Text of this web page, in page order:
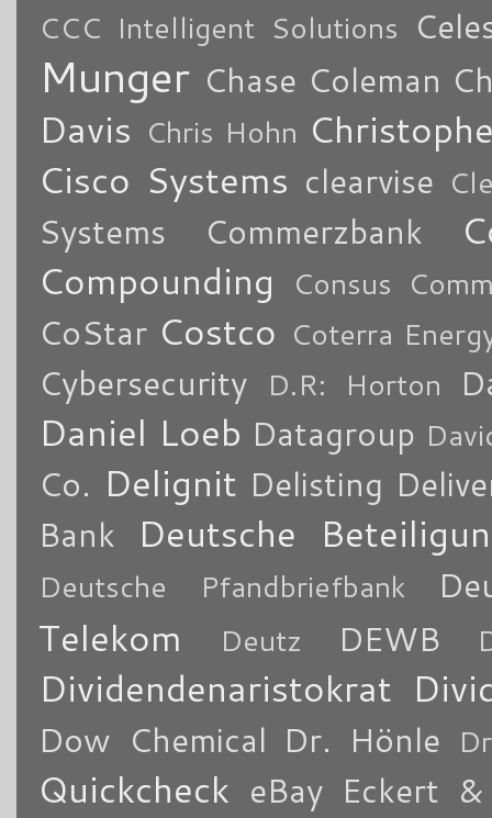
CCC Intelligent Solutions
Munger Chase Coleman
Davis Chris Hohn
Cisco Systems clearvise
Systems Commerzbank
Compounding
Consus
CoStar Costco Coterra
Cybersecurity D.R: Horton
Daniel Loeb Datagroup
Co. Delignit Delisting
Bank
Deutsche
Deutsche Pfandbriefbank
Telekom Deutz DEWB
Dividendenaristokrat
Dow Chemical Dr. Hönle
Quickcheck eBay Eckert